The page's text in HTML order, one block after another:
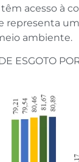
acesso à
representa
ambiente.
ESGOTO